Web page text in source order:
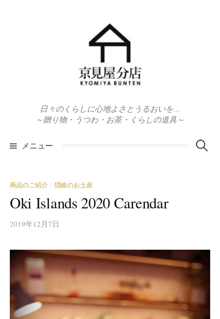
日々のくらしに心地よさとうるおいを…
～贈り物・うつわ・お茶・くらしの道具～
メニュー 検
商品のご紹介 / 隠岐のお土産
Oki Islands 2020 Carendar
2019年12月7日